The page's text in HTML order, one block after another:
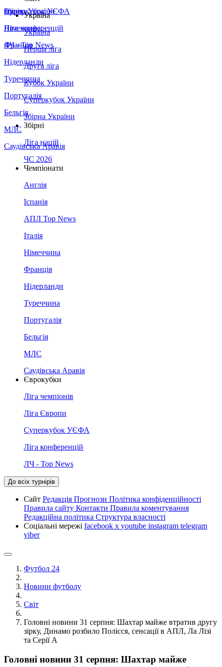
Збірна України
Італія
Німеччина
Франція
Нідерланди
Туреччина
Португалія
Бельгія
МЛС
Саудівська Аравія
Суперкубок УЄФА
Ліга конференцій
ЛЧ - Top News
Україна
Україна
Перша ліга
Друга ліга
Кубок України
Суперкубок України
Збірна України
Збірні
Ліга націй
ЧС 2026
Чемпіонати
Англія
Іспанія
АПЛ Top News
Італія
Німеччина
Франція
Нідерланди
Туреччина
Португалія
Бельгія
МЛС
Саудівська Аравія
Єврокубки
Ліга чемпіонів
Ліга Європи
Суперкубок УЄФА
Ліга конференцій
ЛЧ - Top News
До всіх турнірів
Сайт Редакція Прогнози Політика конфіденційності
Правила сайту Контакти Правила коментування
Редакційна політика Структура власності
Соціальні мережі facebook x youtube instagram telegram
viber
Футбол 24
Новини футболу
Світ
Головні новини 31 серпня: Шахтар майже втратив другу
зірку, Динамо розбило Полісся, сенсації в АПЛ, Ла Лізі
та Серії А
Головні новини 31 серпня: Шахтар майже